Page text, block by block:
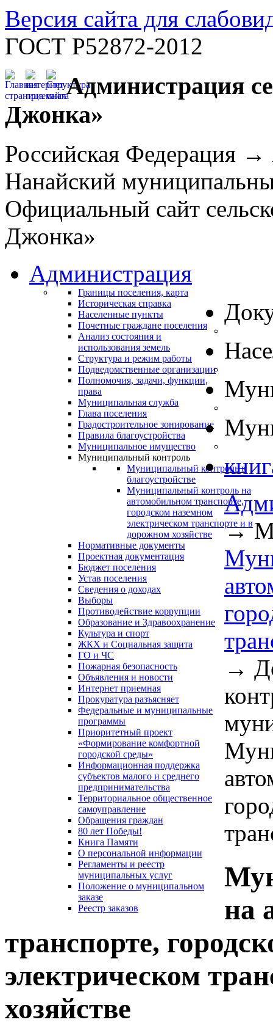
Версия сайта для
ГОСТ Р52872-2012
Администрация
Джонка»
Российская Федерация
Нанайский
Официальный сайт
Джонка»
Администрация
Границы поселения, карта
Историческая справка
Населенные пункты
Почетные граждане поселения
Анализ состояния и
использования земель
Структура и режим работы
Подведомственные организации
Полномочия, задачи, функции,
права
Муниципальная служба
Глава поселения
Градостроительное зонирование
Правила благоустройства
Муниципальное имущество
Муниципальный контроль
Муниципальный контроль в
благоустройстве
Муниципальный контроль на
автомобильном транспорте,
городском наземном
электрическом транспорте и в
дорожном хозяйстве
Нормативные документы
Проектная документация
Бюджет поселения
Устав поселения
Сведения о доходах
Выборы
Противодействие коррупции
Образование и Здравоохранение
Культура и спорт
ЖКХ и Социальная защита
ГО и ЧС
Пожарная безопасность
Объявления и новости
Интернет приемная
Прокуратура разъясняет
Федеральные и муниципальные
программы
Приоритетный проект
«Формирование комфортной
городской среды»
Информационная поддержка
субъектов малого и среднего
предпринимательства
Территориальное общественное
самоуправление
Обращения граждан
80 лет Победы!
Книга Памяти
О персональной информации
Регламенты и реестр
муниципальных услуг
Положение о муниципальном
заказе
Реестр заказов
→
→
на
транспорте,
электрическом
хозяйстве